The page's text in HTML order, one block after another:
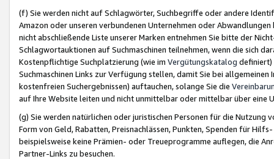
(f) Sie werden nicht auf Schlagwörter, Suchbegriffe oder andere
Amazon oder unseren verbundenen Unternehmen oder
nicht abschließende Liste unserer Marken entnehmen Sie bitte der
Schlagwortauktionen auf Suchmaschinen teilnehmen, wenn die sich
Kostenpflichtige Suchplatzierung (wie im Vergütungskatalog definiert)
Suchmaschinen Links zur Verfügung stellen, damit Sie bei
kostenfreien Suchergebnissen) auftauchen, solange Sie die
auf Ihre Website leiten und nicht unmittelbar oder mittelbar über eine
(g) Sie werden natürlichen oder juristischen Personen für die Nutzung
Form von Geld, Rabatten, Preisnachlässen, Punkten, Spenden für
beispielsweise keine Prämien- oder Treueprogramme auflegen, die
Partner-Links zu besuchen.